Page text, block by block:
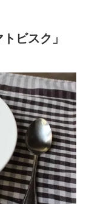
ビスク」